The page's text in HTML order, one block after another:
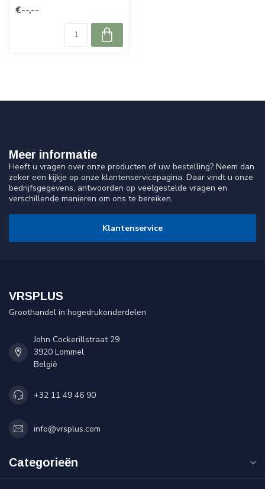
€--,--
Meer informatie
Heeft u vragen over onze producten of uw bestelling? Neem dan
zeker een kijkje op onze klantenservicepagina. Daar vindt u onze
bedrijfsgegevens, antwoorden op veelgestelde vragen en
verschillende manieren om ons te bereiken.
Klantenservice
VRSPLUS
Groothandel in hogedrukonderdelen
John Cockerillstraat 29
3920 Lommel
België
+32 11 49 46 90
info@vrsplus.com
Categorieën